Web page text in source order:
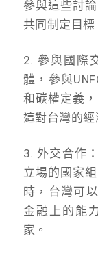
參與這些討
共同制定目標
2. 參與國際
體，參與
和碳權定義
這對台灣的經
3. 外交合作
立場的國家
時，台灣可
金融上的能
家。